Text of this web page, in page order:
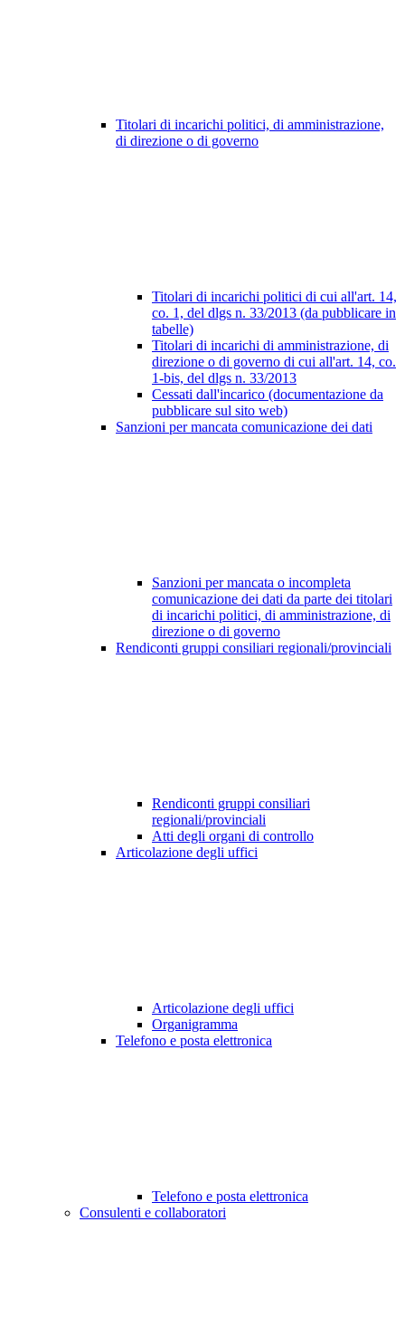
Titolari di incarichi politici, di amministrazione,
di direzione o di governo
Titolari di incarichi politici di cui all'art. 14,
co. 1, del dlgs n. 33/2013 (da pubblicare in
tabelle)
Titolari di incarichi di amministrazione, di
direzione o di governo di cui all'art. 14, co.
1-bis, del dlgs n. 33/2013
Cessati dall'incarico (documentazione da
pubblicare sul sito web)
Sanzioni per mancata comunicazione dei dati
Sanzioni per mancata o incompleta
comunicazione dei dati da parte dei titolari
di incarichi politici, di amministrazione, di
direzione o di governo
Rendiconti gruppi consiliari regionali/provinciali
Rendiconti gruppi consiliari
regionali/provinciali
Atti degli organi di controllo
Articolazione degli uffici
Articolazione degli uffici
Organigramma
Telefono e posta elettronica
Telefono e posta elettronica
Consulenti e collaboratori